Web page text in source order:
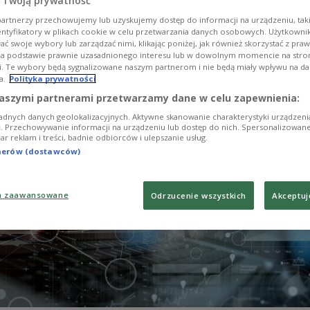
Scale IT Global, polskie firmy, startupy i
szansę na biznesowe rozmowy w celu
zagranicznej.
przechowujemy lub uzyskujemy dostęp do informacji na urządzeniu,
w plikach cookie w celu przetwarzania danych osobowych.
swoje wybory lub zarządzać nimi, klikając poniżej, jak również skorzystać z
podstawie prawnie uzasadnionego interesu lub w dowolnym momencie na
Te wybory będą sygnalizowane naszym partnerom i nie będą miały wpływu na
Polityka prywatności
partnerami przetwarzamy dane w celu zapewnienia:
danych geolokalizacyjnych. Aktywne skanowanie charakterystyki
Przechowywanie informacji na urządzeniu lub dostęp do nich.
reklam i treści, badnie odbiorców i ulepszanie usług.
(dostawców)
zaawansowane Odrzucenie wszystkich